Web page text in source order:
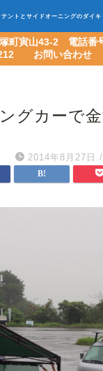
テントとサイドオーニングのダイキ
町寅山43-2 電話番
お問い合わせ
グカーで
2014年8月27日 /